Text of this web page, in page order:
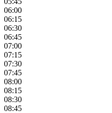
06:00
06:15
06:30
06:45
07:00
07:15
07:30
07:45
08:00
08:15
08:30
08:45